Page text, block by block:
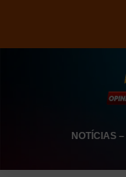
NOTÍCIAS–